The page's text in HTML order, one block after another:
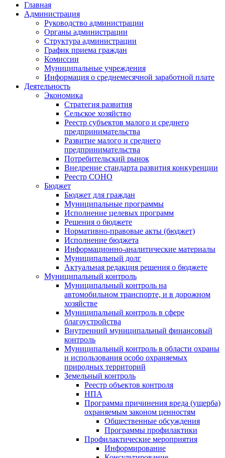
Главная
Администрация
Руководство администрации
Органы администрации
Структура администрации
График приема граждан
Комиссии
Муниципальные учреждения
Информация о среднемесячной заработной плате
Деятельность
Экономика
Стратегия развития
Сельское хозяйство
Реестр субъектов малого и среднего
предпринимательства
Развитие малого и среднего
предпринимательства
Потребительский рынок
Внедрение стандарта развития конкуренции
Реестр СОНО
Бюджет
Бюджет для граждан
Муниципальные программы
Исполнение целевых программ
Решения о бюджете
Нормативно-правовые акты (бюджет)
Исполнение бюджета
Информационно-аналитические материалы
Муниципальный долг
Актуальная редакция решения о бюджете
Муниципальный контроль
Муниципальный контроль на
автомобильном транспорте, и в дорожном
хозяйстве
Муниципальный контроль в сфере
благоустройства
Внутренний муниципальный финансовый
контроль
Муниципальный контроль в области охраны
и использования особо охраняемых
природных территорий
Земельный контроль
Реестр объектов контроля
НПА
Программа причинения вреда (ущерба)
охраняемым законом ценностям
Общественные обсуждения
Программы профилактики
Профилактические мероприятия
Информирование